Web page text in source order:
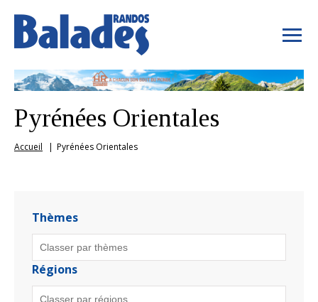
Pyrénées Orientales
Accueil Pyrénées Orientales
Thèmes
Régions